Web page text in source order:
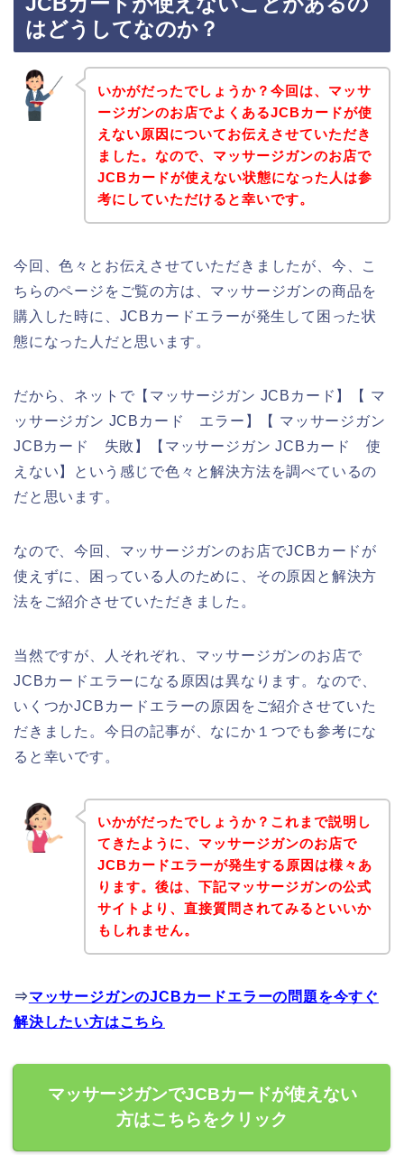
はどうしてなのか？
いかがだったでしょうか？今回は、マッサ
ージガンのお店でよくあるJCBカードが使
えない原因についてお伝えさせていただき
ました。なので、マッサージガンのお店で
JCBカードが使えない状態になった人は参
考にしていただけると幸いです。
今回、色々とお伝えさせていただきましたが、今、こ
ちらのページをご覧の方は、マッサージガンの商品を
購入した時に、JCBカードエラーが発生して困った状
態になった人だと思います。
だから、ネットで【マッサージガン JCBカード】【 マ
ッサージガン JCBカード エラー】【 マッサージガン
JCBカード 失敗】【マッサージガン JCBカード 使
えない】という感じで色々と解決方法を調べているの
だと思います。
なので、今回、マッサージガンのお店でJCBカードが
使えずに、困っている人のために、その原因と解決方
法をご紹介させていただきました。
当然ですが、人それぞれ、マッサージガンのお店で
JCBカードエラーになる原因は異なります。なので、
いくつかJCBカードエラーの原因をご紹介させていた
だきました。今日の記事が、なにか１つでも参考にな
ると幸いです。
いかがだったでしょうか？これまで説明し
てきたように、マッサージガンのお店で
JCBカードエラーが発生する原因は様々あ
ります。後は、下記マッサージガンの公式
サイトより、直接質問されてみるといいか
もしれません。
⇒マッサージガンのJCBカードエラーの問題を今すぐ
解決したい方はこちら
マッサージガンでJCBカードが使えない
方はこちらをクリック